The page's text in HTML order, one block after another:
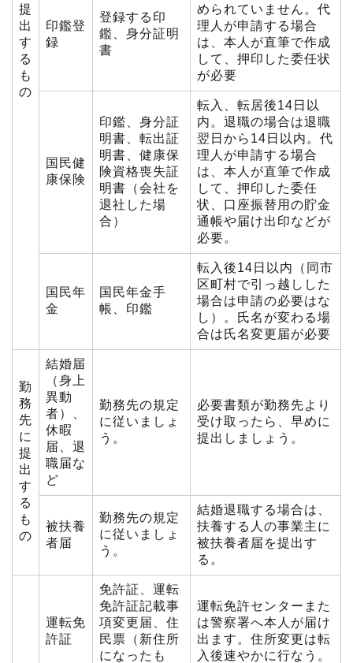
提
出
す
る
も
の
印鑑登
録
登録する印
鑑、身分証明
書
められていません。代
理人が申請する場合
は、本人が直筆で作成
して、押印した委任状
が必要
国民健
康保険
印鑑、身分証
明書、転出証
明書、健康保
険資格喪失証
明書（会社を
退社した場
合）
転入、転居後14日以
内。退職の場合は退職
翌日から14日以内。代
理人が申請する場合
は、本人が直筆で作成
して、押印した委任
状、口座振替用の貯金
通帳や届け出印などが
必要。
国民年
金
国民年金手
帳、印鑑
転入後14日以内（同市
区町村で引っ越しした
場合は申請の必要はな
し）。氏名が変わる場
合は氏名変更届が必要
勤
務
先
に
提
出
す
る
も
の
結婚届
（身上
異動
者）、
休暇
届、退
職届な
ど
勤務先の規定
に従いましょ
う。
必要書類が勤務先より
受け取ったら、早めに
提出しましょう。
被扶養
者届
勤務先の規定
に従いましょ
う。
結婚退職する場合は、
扶養する人の事業主に
被扶養者届を提出す
る。
運転免
許証
免許証、運転
免許証記載事
項変更届、住
民票（新住所
になったも
運転免許センターまた
は警察署へ本人が届け
出ます。住所変更は転
入後速やかに行なう。